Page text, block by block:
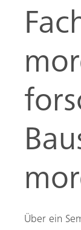
Über ein